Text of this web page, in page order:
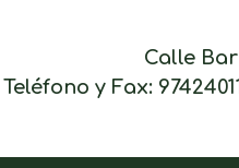
Calle
Teléfono y Fax: